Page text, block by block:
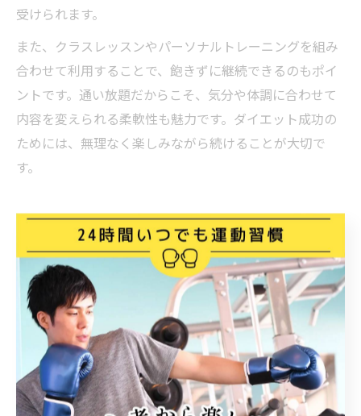
受けられます。
また、クラスレッスンやパーソナルトレーニングを組み
合わせて利用することで、飽きずに継続できるのもポイ
ントです。通い放題だからこそ、気分や体調に合わせて
内容を変えられる柔軟性も魅力です。ダイエット成功の
ためには、無理なく楽しみながら続けることが大切で
す。
京王線沿いで見つかる快適なキ
ックボクシング環境
京王線沿いで人気のキックボクシング通い放題
事情
京王線沿いの調布市周辺では、キックボクシングの通い